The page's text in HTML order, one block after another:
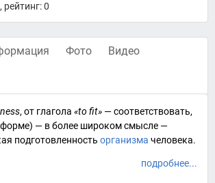
0
Фото Видео
, от глагола «to fit» — соответствовать,
— в более широком смысле —
подготовленность организма человека.
подробнее...